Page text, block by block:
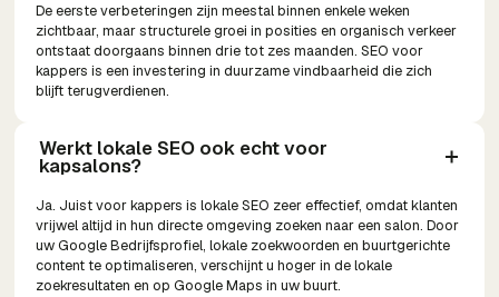
De eerste verbeteringen zijn meestal binnen enkele weken
zichtbaar, maar structurele groei in posities en organisch verkeer
ontstaat doorgaans binnen drie tot zes maanden. SEO voor
kappers is een investering in duurzame vindbaarheid die zich
blijft terugverdienen.
Werkt lokale SEO ook echt voor
kapsalons?
Ja. Juist voor kappers is lokale SEO zeer effectief, omdat klanten
vrijwel altijd in hun directe omgeving zoeken naar een salon. Door
uw Google Bedrijfsprofiel, lokale zoekwoorden en buurtgerichte
content te optimaliseren, verschijnt u hoger in de lokale
zoekresultaten en op Google Maps in uw buurt.